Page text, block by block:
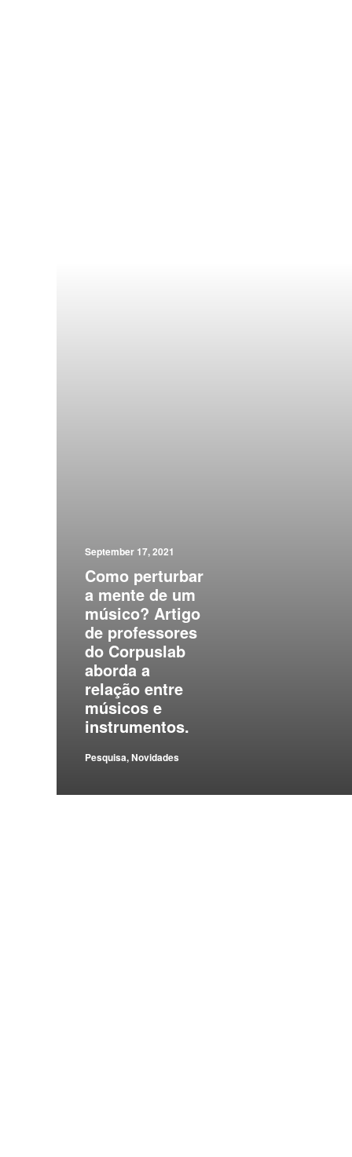
September 17, 2021
Como perturbar
a mente de um
músico? Artigo
de professores
do Corpuslab
aborda a
relação entre
músicos e
instrumentos.
Pesquisa,Novidades